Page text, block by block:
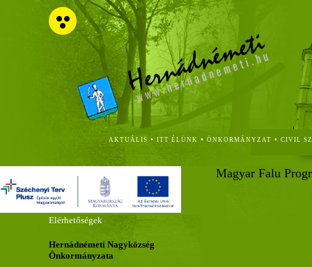
AKTUÁLIS • ITT ÉLÜNK • ÖNKORMÁNYZAT • CIVIL
Elérhetőségek
Hernádnémeti Nagyközség
Önkormányzata
Magyar Falu